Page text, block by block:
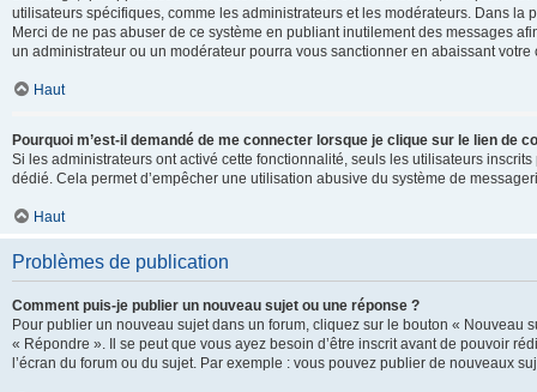
utilisateurs spécifiques, comme les administrateurs et les modérateurs. Dans
Merci de ne pas abuser de ce système en publiant inutilement des messages
un administrateur ou un modérateur pourra vous sanctionner en abaissant votre
Haut
Pourquoi m’est-il demandé de me connecter lorsque je clique sur le lien de
Si les administrateurs ont activé cette fonctionnalité, seuls les utilisateurs
dédié. Cela permet d’empêcher une utilisation abusive du système de
Haut
Problèmes de publication
Comment puis-je publier un nouveau sujet ou une réponse ?
Pour publier un nouveau sujet dans un forum, cliquez sur le bouton «
« Répondre ». Il se peut que vous ayez besoin d’être inscrit avant de pouvoir
l’écran du forum ou du sujet. Par exemple : vous pouvez publier de nouveaux